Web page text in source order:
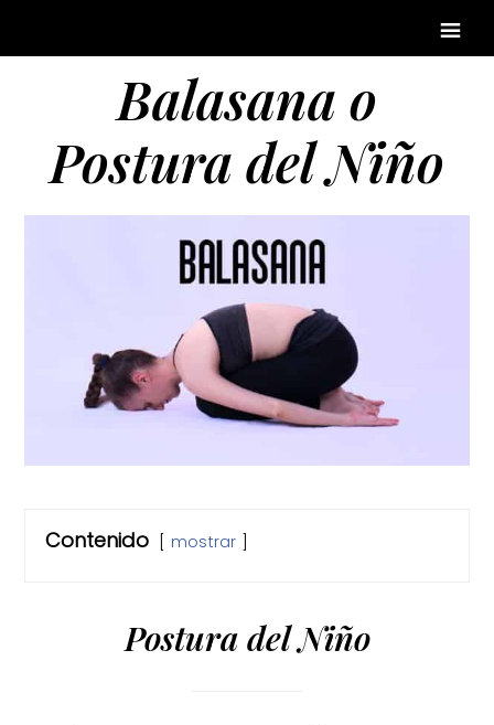
Balasana o
Postura del Niño
Contenido mostrar
Postura del Niño